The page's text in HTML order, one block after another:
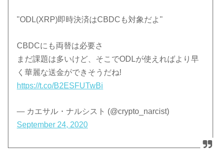
"ODL(XRP)即時決済はCBDCも対象だよ"
CBDCにも両替は必要さ
まだ課題は多いけど、そこでODLが使えればより早
く華麗な送金ができそうだね!
https://t.co/B2ESFUTwBi
— カエサル・ナルシスト (@crypto_narcist)
September 24, 2020